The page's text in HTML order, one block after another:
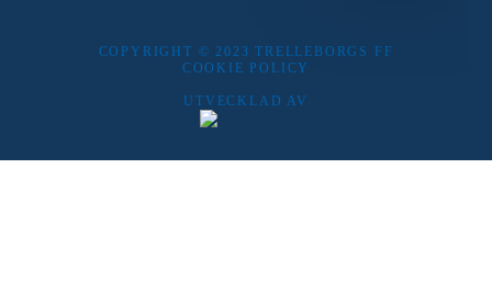
COPYRIGHT © 2023 TRELLEBORGS FF
COOKIE POLICY
UTVECKLAD AV